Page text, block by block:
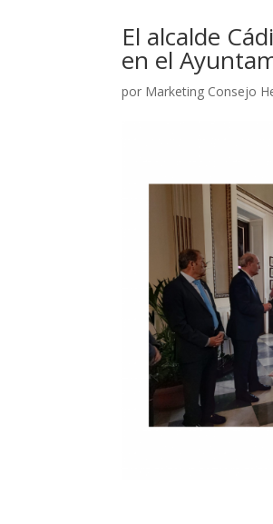
El alcalde
en el
por Marketing Consejo